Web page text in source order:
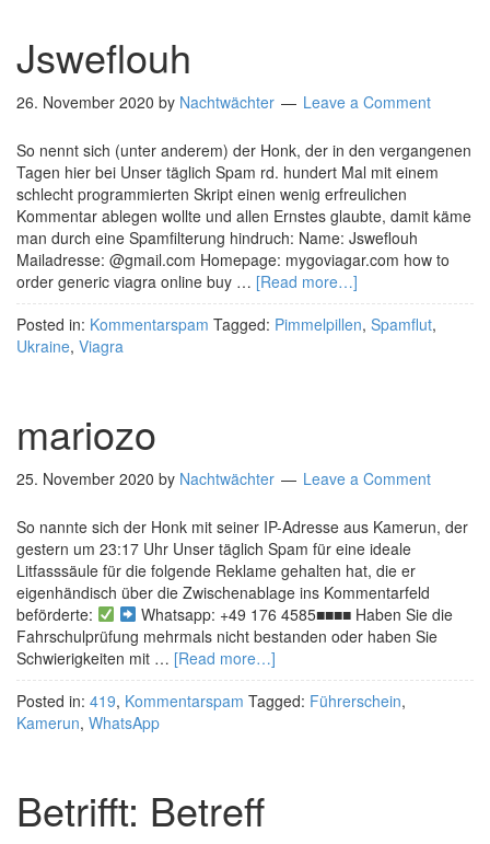
Jsweflouh
26. November 2020 by Nachtwächter Leave a Comment
So nennt sich (unter anderem) der Honk, der in den vergangenen
Tagen hier bei Unser täglich Spam rd. hundert Mal mit einem
schlecht programmierten Skript einen wenig erfreulichen
Kommentar ablegen wollte und allen Ernstes glaubte, damit käme
man durch eine Spamfilterung hindruch: Name: Jsweflouh
Mailadresse: @gmail.com Homepage: mygoviagar.com how to
order generic viagra online buy … [Read more…]
Posted in: Kommentarspam Tagged: Pimmelpillen, Spamflut,
Ukraine, Viagra
mariozo
25. November 2020 by Nachtwächter Leave a Comment
So nannte sich der Honk mit seiner IP-Adresse aus Kamerun, der
gestern um 23:17 Uhr Unser täglich Spam für eine ideale
Litfasssäule für die folgende Reklame gehalten hat, die er
eigenhändisch über die Zwischenablage ins Kommentarfeld
beförderte:
Whatsapp: +49 176 4585■■■■ Haben Sie die
Fahrschulprüfung mehrmals nicht bestanden oder haben Sie
Schwierigkeiten mit … [Read more…]
Posted in: 419, Kommentarspam Tagged: Führerschein,
Kamerun, WhatsApp
Betrifft: Betreff